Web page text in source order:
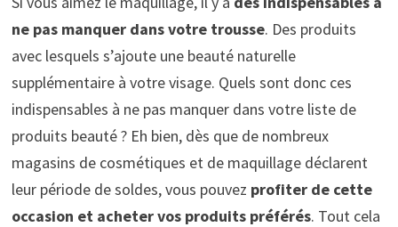
ne pas manquer dans votre trousse. Des produits
avec lesquels s’ajoute une beauté naturelle
supplémentaire à votre visage. Quels sont donc ces
indispensables à ne pas manquer dans votre liste de
produits beauté ? Eh bien, dès que de nombreux
magasins de cosmétiques et de maquillage déclarent
leur période de soldes, vous pouvez profiter de cette
occasion et acheter vos produits préférés. Tout cela